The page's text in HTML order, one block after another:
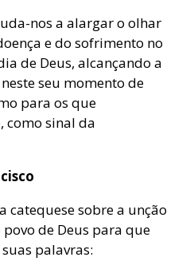
nos a alargar o olhar
e do sofrimento no
de Deus, alcançando a
seu momento de
para os que
como sinal da
catequese sobre a unção
de Deus para que
palavras: